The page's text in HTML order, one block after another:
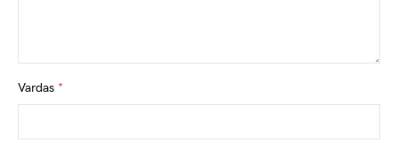
Vardas *